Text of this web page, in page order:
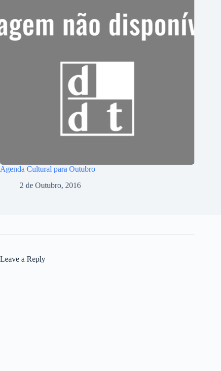
Agenda Cultural para Outubro
2 de Outubro, 2016
Leave a Reply